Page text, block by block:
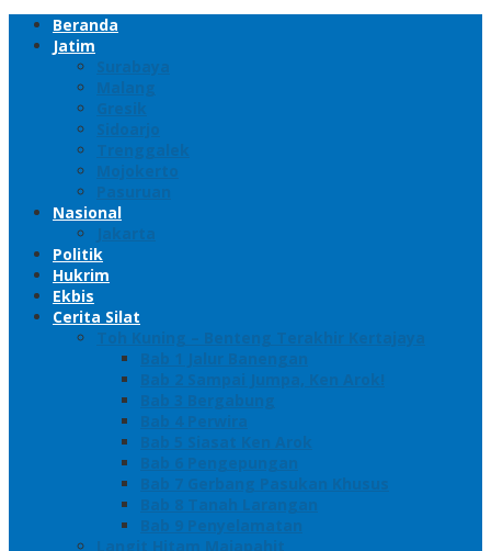
Beranda
Jatim
Surabaya
Malang
Gresik
Sidoarjo
Trenggalek
Mojokerto
Pasuruan
Nasional
Jakarta
Politik
Hukrim
Ekbis
Cerita Silat
Toh Kuning – Benteng Terakhir Kertajaya
Bab 1 Jalur Banengan
Bab 2 Sampai Jumpa, Ken Arok!
Bab 3 Bergabung
Bab 4 Perwira
Bab 5 Siasat Ken Arok
Bab 6 Pengepungan
Bab 7 Gerbang Pasukan Khusus
Bab 8 Tanah Larangan
Bab 9 Penyelamatan
Langit Hitam Majapahit